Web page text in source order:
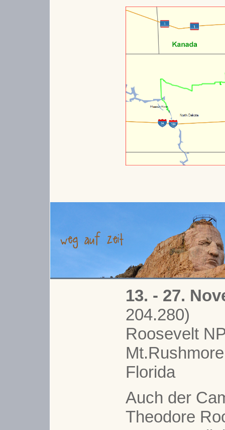
13. - 27.
204.280)
Roosevelt
Florida
Auch der
Theodore